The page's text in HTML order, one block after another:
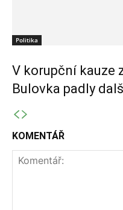
Politika
V korupční kauze
Bulovka padly
KOMENTÁŘ